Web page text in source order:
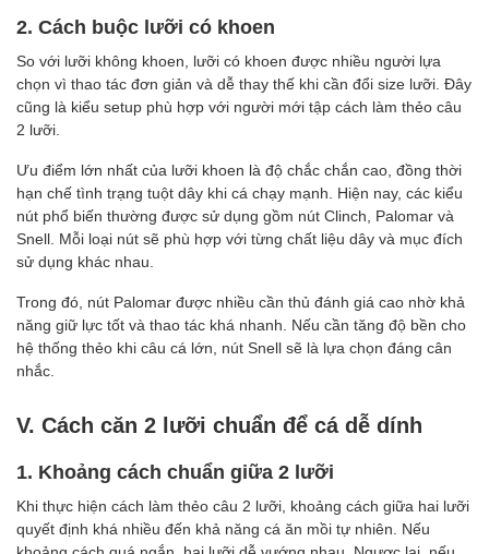
2. Cách buộc lưỡi có khoen
So với lưỡi không khoen, lưỡi có khoen được nhiều người lựa
chọn vì thao tác đơn giản và dễ thay thế khi cần đổi size lưỡi. Đây
cũng là kiểu setup phù hợp với người mới tập cách làm thẻo câu
2 lưỡi.
Ưu điểm lớn nhất của lưỡi khoen là độ chắc chắn cao, đồng thời
hạn chế tình trạng tuột dây khi cá chạy mạnh. Hiện nay, các kiểu
nút phổ biến thường được sử dụng gồm nút Clinch, Palomar và
Snell. Mỗi loại nút sẽ phù hợp với từng chất liệu dây và mục đích
sử dụng khác nhau.
Trong đó, nút Palomar được nhiều cần thủ đánh giá cao nhờ khả
năng giữ lực tốt và thao tác khá nhanh. Nếu cần tăng độ bền cho
hệ thống thẻo khi câu cá lớn, nút Snell sẽ là lựa chọn đáng cân
nhắc.
V. Cách căn 2 lưỡi chuẩn để cá dễ dính
1. Khoảng cách chuẩn giữa 2 lưỡi
Khi thực hiện cách làm thẻo câu 2 lưỡi, khoảng cách giữa hai lưỡi
quyết định khá nhiều đến khả năng cá ăn mồi tự nhiên. Nếu